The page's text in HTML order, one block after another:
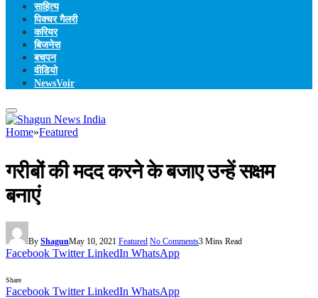
साहित्य
पिक्चर गैलरी
करियर
बिजनेस
बचपन
वीडियो
NewsVoir
Home»Featured
गरीबों की मदद करने के बजाए उन्हें सक्षम
बनाएं
By ShagunMay 10, 2021 Featured No Comments3 Mins Read
Facebook Twitter LinkedIn WhatsApp
Share
Facebook Twitter LinkedIn WhatsApp